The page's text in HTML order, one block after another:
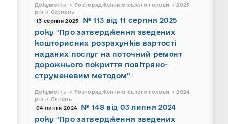
Документи → Розпорядження міського голови → 2025
рік → Серпень
13 серпня 2025
№ 113 від 11 серпня 2025
року "Про затвердження зведених
кошторисних розрахунків вартості
наданих послуг на поточний ремонт
дорожнього покриття повітряно-
струменевим методом"
Документи → Розпорядження міського голови → 2024
рік → Липень
04 липня 2024
№ 148 від 03 липня 2024
року "Про затвердження зведених